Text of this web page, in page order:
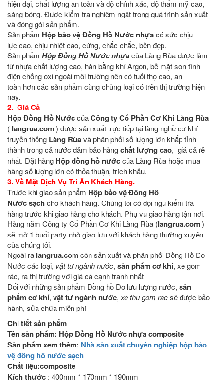
hiện đại, chất lượng an toàn và độ chính xác, độ thẩm mỹ cao,
sáng bóng. Được kiểm tra nghiêm ngặt trong quá trình sản xuất
và đóng gói sản phẩm.
Sản phẩm Hộp bảo vệ Đồng Hồ Nước nhựacó sức chịu
lực cao, chịu nhiệt cao, cứng, chắc chắc, bền đẹp.
Sản phẩm Hộp Đồng Hồ Nước nhựacủa Làng Rùa được làm
từ nhựa chất lượng cao, hàn bằng khí Argon, bề mặt sơn tĩnh
điện chống oxi ngoài môi trường nên có tuổi thọ cao, an
toàn hơn các sản phẩm cùng chủng loại có trên thị trường hiện
nay.
2. Giá Cả
Hộp Đồng Hồ NướccủaCông ty Cổ Phần Cơ Khi Làng Rùa
( langrua.com) được sản xuất trực tiếp tại làng nghề cơ khí
truyền thống Làng Rùavà phân phối số lượng lớn khắp tỉnh
thành trong cả nước đảm bảo hàngchất lượng cao, giá cả rẻ
nhất. Đặt hàng Hộp đồng hồ nướccủa Làng Rùa hoặc mua
hàng số lượng lớn có thỏa thuận, trích khấu.
3. Về Mặt Dịch Vụ Tri Ân Khách Hàng.
Trước khi giao sản phẩm Hộp bảo vệ Đồng Hồ
Nướcsạch cho khách hàng. Chúng tôi có đội ngũ kiểm tra
hàng trước khi giao hàng cho khách. Phụ vụ giao hàng tận nơi.
Hàng năm Công ty Cổ Phần Cơ Khi Làng Rùa (langrua.com)
sẽ mở 1 buổi party nhỏ giao lưu với khách hàng thường xuyên
của chúng tôi.
Ngoài ra langrua.comcòn sản xuất và phân phối Đồng Hồ Đo
Nước các loại, vật tư ngành nước, sản phẩm cơ khí, xe gom
rác, ra thị trường với giá cả cạnh tranh nhất
Đối với những sản phẩm Đồng hồ Đo lưu lượng nước, sản
phẩm cơ khí, vật tư ngành nước,xe thu gom rácsẽ được bảo
hành, sửa chữa miễn phí
Chi tiết sản phẩm
Tên sản phẩm: Hộp Đồng Hồ Nước nhựa composite
Sản phẩm xem thêm: Nhà sản xuất chuyên nghiệp hộp bảo
vệ đồng hồ nước sạch
Chất liệu:composite
Kích thước : 400mm * 170mm * 190mm